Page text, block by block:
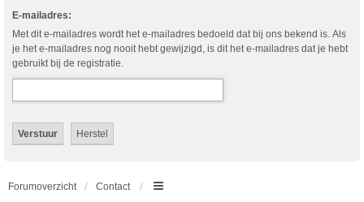
E-mailadres:
Met dit e-mailadres wordt het e-mailadres bedoeld dat bij ons bekend is. Als
je het e-mailadres nog nooit hebt gewijzigd, is dit het e-mailadres dat je hebt
gebruikt bij de registratie.
Forumoverzicht Contact